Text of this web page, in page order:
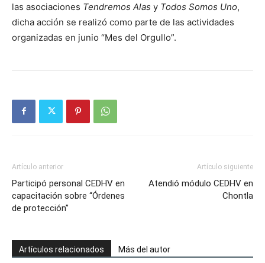
las asociaciones Tendremos Alas y Todos Somos Uno,
dicha acción se realizó como parte de las actividades
organizadas en junio “Mes del Orgullo”.
Artículo anterior
Participó personal CEDHV en
capacitación sobre “Órdenes
de protección”
Artículo siguiente
Atendió módulo CEDHV en
Chontla
Artículos relacionados Más del autor